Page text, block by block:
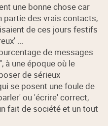
une bonne chose car
partie des vrais contacts,
de ces jours festifs
...
de messages
à une époque où le
de sérieux
se posent une foule de
ou 'écrire' correct,
fait de société et un tout